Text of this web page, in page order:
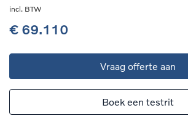
incl. BTW
€ 69.110
Vraag offerte aan
Boek een testrit